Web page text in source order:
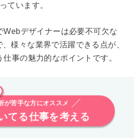
ています。
Webデザイナーは必要不可欠な
様々な業界で活躍できる点が、
事の魅力的なポイントです。
が苦手な方にオススメ
てる仕事を考える